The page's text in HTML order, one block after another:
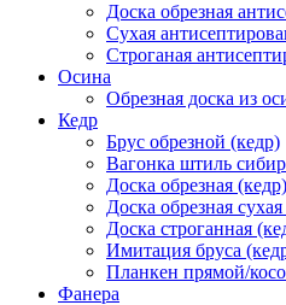
Доска обрезная
Сухая
Строганая
Осина
Обрезная доска из
Кедр
Брус обрезной (кедр)
Вагонка штиль
Доска обрезная (кедр)
Доска обрезная
Доска строганная
Имитация бруса
Планкен прямой/
Фанера